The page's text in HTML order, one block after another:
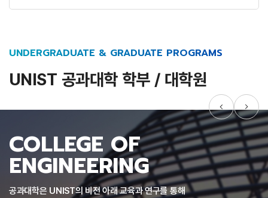
UNDERGRADUATE & GRADUATE PROGRAMS
UNIST 공과대학 학부 / 대학원
COLLEGE OF
ENGINEERING
공과대학은 UNIST의 비전 아래 교육과 연구를 통해